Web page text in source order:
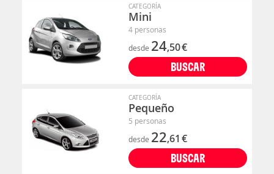
CATEGORÍA
Mini
4 personas
desde 24,50€
BUSCAR
CATEGORÍA
Pequeño
5 personas
desde 22,61 €
BUSCAR